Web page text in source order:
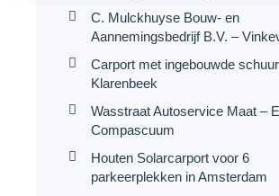
C. Mulckhuyse Bouw- en
Aannemingsbedrijf B.V. –
Carport met ingebouwde
Klarenbeek
Wasstraat Autoservice Maat –
Compascuum
Houten Solarcarport voor 6
parkeerplekken in Amsterdam
Marketing
weer te geven aan onze bezoekers.